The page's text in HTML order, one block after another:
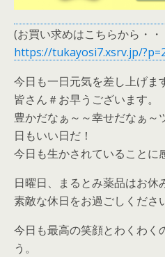
(お買い求めはこちらから・・
https://tukayosi7.xsrv.jp/
今日も一日元気を差し上げま
皆さん＃お早うございます。
豊かだなぁ～～幸せだなぁ～
日もいい日だ！
今日も生かされていることに
日曜日、まるとみ薬品はお休
素敵な休日をお過ごしくださ
今日も最高の笑顔とわくわく
う。